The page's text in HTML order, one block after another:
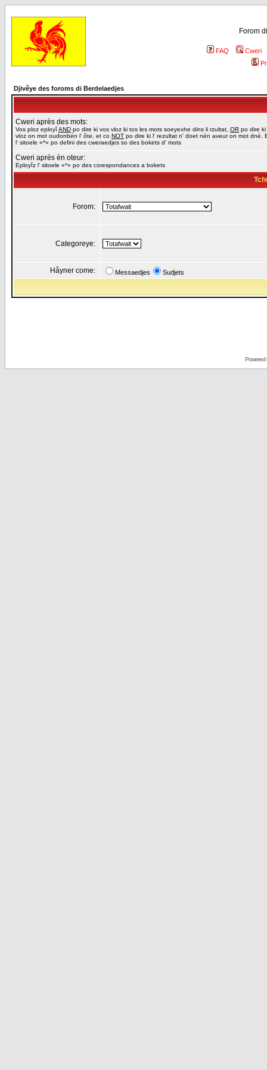
Forom
FAQ
Cweri
Djivêye des foroms di Berdelaedjes
Cweri après des mots:
Vos ploz eployîAND po dire ki vos vloz ki tos les mots soeyexhe dins li rzultat, OR po dire ki
vloz on mot oudonbén l' ôte, et co NOT po dire ki l' rezultat n' doet nén aveur on mot dné.
l' sitoele «*» po defini des cweraedjes so des bokets d' mots
Cweri après èn oteur:
Eployîz l' sitoele «*» po des corespondances a bokets
Forom:
Categoreye:
Håyner come: Messaedjes Sudjets
Powered